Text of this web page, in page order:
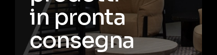
in pronta
consegna